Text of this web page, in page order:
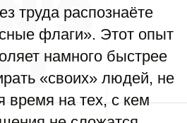
труда распознаёте
флаги». Этот опыт
намного быстрее
«своих» людей, не
время на тех, с кем